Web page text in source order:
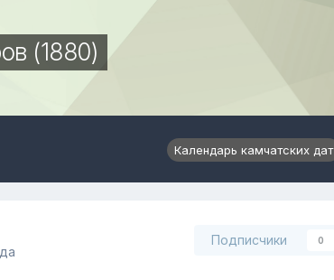
(1880)
Календарь камчатских дат
Подписчики 0